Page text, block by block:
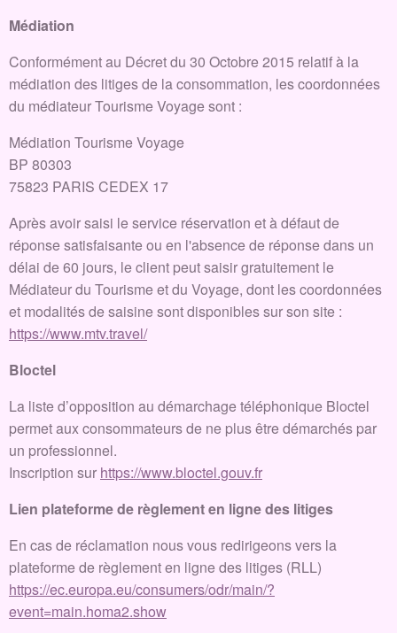
Médiation
Conformément au Décret du 30 Octobre 2015 relatif à la
médiation des litiges de la consommation, les coordonnées
du médiateur Tourisme Voyage sont :
Médiation Tourisme Voyage
BP 80303
75823 PARIS CEDEX 17
Après avoir saisi le service réservation et à défaut de
réponse satisfaisante ou en l'absence de réponse dans un
délai de 60 jours, le client peut saisir gratuitement le
Médiateur du Tourisme et du Voyage, dont les coordonnées
et modalités de saisine sont disponibles sur son site :
https://www.mtv.travel/
Bloctel
La liste d’opposition au démarchage téléphonique Bloctel
permet aux consommateurs de ne plus être démarchés par
un professionnel.
Inscription sur https://www.bloctel.gouv.fr
Lien plateforme de règlement en ligne des litiges
En cas de réclamation nous vous redirigeons vers la
plateforme de règlement en ligne des litiges (RLL)
https://ec.europa.eu/consumers/odr/main/?
event=main.homa2.show